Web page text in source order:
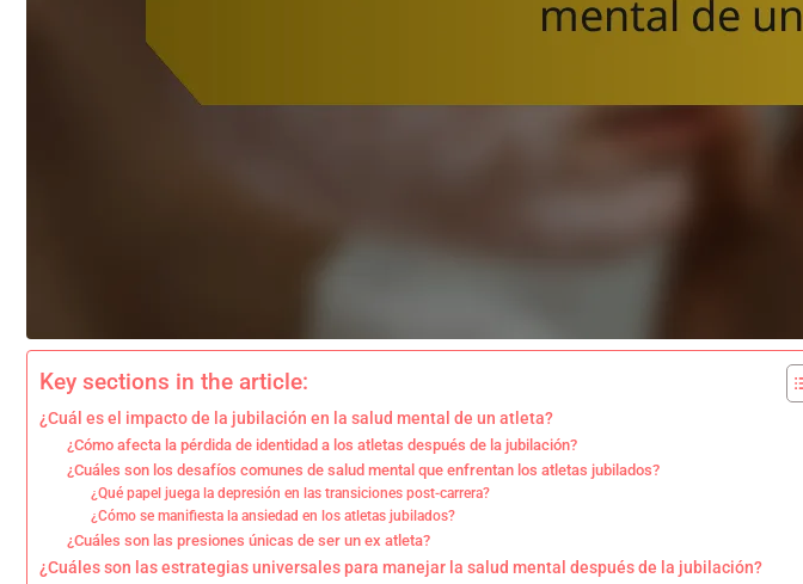
Key sections in the article:
¿Cuál es el impacto de la jubilación en la salud mental de un atleta?
¿Cómo afecta la pérdida de identidad a los atletas después de la jubilación?
¿Cuáles son los desafíos comunes de salud mental que enfrentan los atletas jubilados?
¿Qué papel juega la depresión en las transiciones post-carrera?
¿Cómo se manifiesta la ansiedad en los atletas jubilados?
¿Cuáles son las presiones únicas de ser un ex atleta?
¿Cuáles son las estrategias universales para manejar la salud mental después de la jubilación?